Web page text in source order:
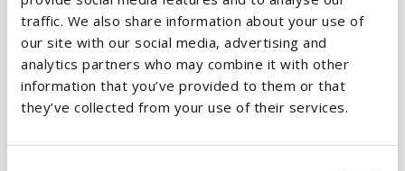
traffic. We also share information about your use of
our site with our social media, advertising and
analytics partners who may combine it with other
information that you’ve provided to them or that
they’ve collected from your use of their services.
στήριξή της προς αρχιτέκτονες, μηχανικούς και
εργολάβους που επιδιώκουν υψηλά πρότυπα
βιωσιμότητας στα έργα εξωτερικής
θερμομόνωσης.